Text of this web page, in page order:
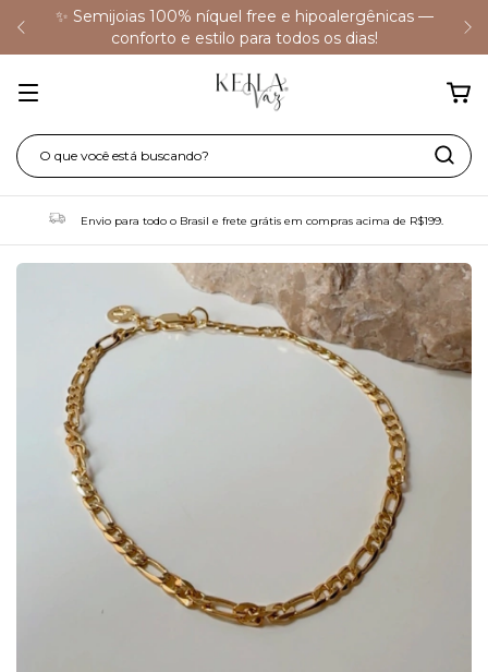
✨ Semijoias 100% níquel free e hipoalergênicas —
conforto e estilo para todos os dias!
Envio para todo o Brasil e frete grátis em compras acima de R$199.